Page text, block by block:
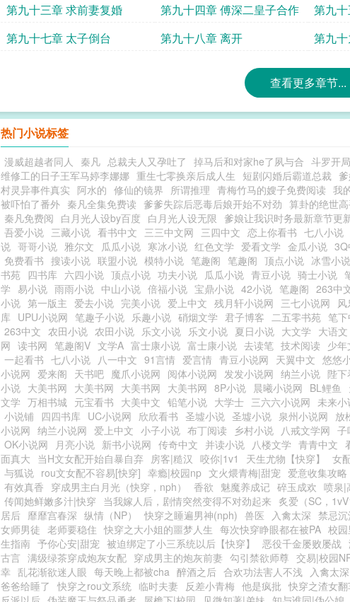
第九十三章 求前妻复婚
第九十四章 傅深二皇子合作
第九
合作
第九十七章 太子倒台
第九十八章 离开
第九
查看更多章节...
热门小说标签
漫威超越者同人 秦凡 总裁夫人又孕吐了 掉马后和对家he了夙与合 斗罗开
维修工的日子王军马婷李娜娜 重生七零换亲后成人生 短剧闪婚后霸道总裁
村灵异事件真实 阿水的 修仙的镜界 所谓推理 青梅竹马的嫂子免费阅读 我
被吓怕了番外 秦凡全集免费读 爹爹失踪后恶毒后娘开始不对劲 算卦的绝世
秦凡免费阅 白月光人设by百度 白月光人设无限 爹娘让我识时务最新章节更
吾爱小说 三藏小说 看书中文 三三中文网 三四中文 恋上你看书 七八小说
说 哥哥小说 雅尔文 瓜瓜小说 寒冰小说 红色文学 爱看文学 金瓜小说 3Q
免费看书 搜读小说 联盟小说 模特小说 笔趣阁 笔趣阁 顶点小说 冰雪小说
书苑 四书库 六四小说 顶点小说 功夫小说 瓜瓜小说 青豆小说 骑士小说
学 易小说 雨雨小说 中山小说 倍福小说 宝鼎小说 42小说 笔趣阁 263中
小说 第一版主 爱去小说 完美小说 爱上中文 残月轩小说网 三七小说网
库 UPU小说网 笔趣子小说 乐趣小说 硝烟文学 君子博客 二五零书苑 笔
263中文 农田小说 农田小说 乐文小说 乐文小说 夏日小说 大文学 大语文
网 读书网 笔趣阁V 文学A 富士康小说 富士康小说 去读笔 技术阅读 少年
一起看书 七八小说 八一中文 91言情 爱言情 青豆小说网 天翼中文 悠悠
小说网 爱来阁 天书吧 魔爪小说网 阅体小说网 发发小说网 纳兰小说 陛下
小说 大美书网 大美书网 大美书网 大美书网 8P小说 晨曦小说网 BL鲤鱼
文学 万相书城 元宝看书 大美中文 铅笔小说 大学士 三六六小说网 未来小
小说铺 四四书库 UC小说网 欣欣看书 圣墟小说 圣墟小说 泉州小说网 放
小说网 纳兰小说网 爱上中文 小子小说 布丁阅读 乡村小说 八戒文学网 子
OK小说网
月亮小说 新书小说网 传奇中文 并读小说 八楼文学 青青中文
面真大 当H文女配开始自暴自弃 房客|糙汉 咬你|1v1 天生尤物【快穿】 女
与狐说 rou文女配不容易[快穿] 幸瘾|校园np 文火煨青梅|甜宠 爱意收集攻略
有效真香 穿成男主白月光（快穿，nph） 香欲 魅魔养成记 碎玉成欢 喷泉|
传闻她鲜嫩多汁|快穿 当我嫁人后，剧情突然变得不对劲起来 炙爱（SC，
居后 靡靡宫春深 纵情（NP） 快穿之睡遍男神(nph) 兽医 入禽太深 禁忌沉
女师男徒 老师要稳住 快穿之大小姐的噩梦人生 每次快穿睁眼都在被PA 校
生指南 予你心安|甜宠 被迫绑定了小三系统以后【快穿】 恶役千金屡败屡战
古言 满级绿茶穿成炮灰女配 穿成男主的炮灰前妻 勾引禁欲师尊 交易|校园
幸 乱花渐欲迷人眼 每天晚上都被cha 醉酒之后 合欢功法害人不浅 入禽太深
爸爸给睡了 快穿之rou文系统 临时夫妻 反差小青梅 他是疯批 快穿之渣女